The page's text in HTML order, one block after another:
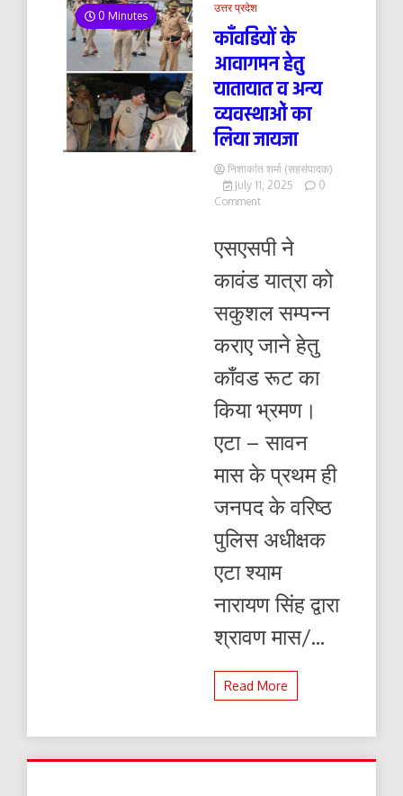
0 Minutes
उत्तर प्रदेश
काँवडियों के
आवागमन हेतु
यातायात व अन्य
व्यवस्थाओं का
लिया जायजा
निशाकांत शर्मा (सहसंपादक)
July 11, 2025
0
Commenton
आवागमन
यातायात
अन्य
व्यवस्थाओं
का
जायजा
एसएसपी ने
कावंड यात्रा को
सकुशल सम्पन्न
कराए जाने हेतु
काँवड रूट का
किया भ्रमण।
एटा – सावन
मास के प्रथम ही
जनपद के वरिष्ठ
पुलिस अधीक्षक
एटा श्याम
नारायण सिंह द्वारा
श्रावण मास/...
Read More